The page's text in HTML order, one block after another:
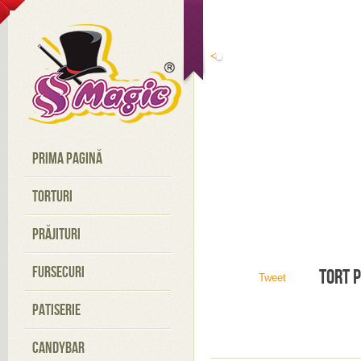
PRIMA PAGINĂ
TORTURI
PRĂJITURI
FURSECURI
PATISERIE
CANDYBAR
<
TORT
Tweet